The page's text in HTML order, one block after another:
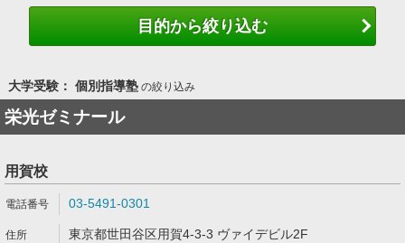
目的から絞り込む
大学受験： 個別指導塾の絞り込み
栄光ゼミナール
用賀校
03-5491-0301
東京都世田谷区用賀4-3-3 ヴァイデビル2F